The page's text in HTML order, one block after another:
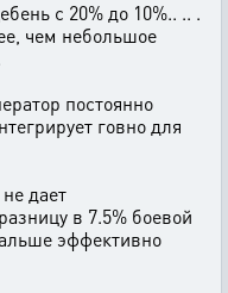
с 20% до 10%.. .. .
чем небольшое
постоянно
говно для
дает
в 7.5% боевой
эффективно